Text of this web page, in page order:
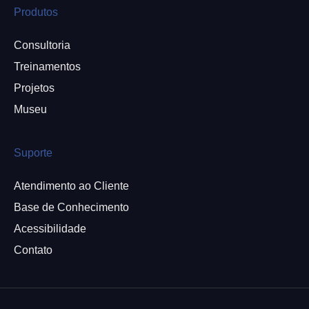
Produtos
Consultoria
Treinamentos
Projetos
Museu
Suporte
Atendimento ao Cliente
Base de Conhecimento
Acessibilidade
Contato